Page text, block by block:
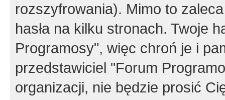
rozszyfrowania). Mimo to
hasła na kilku stronach. Twoje
Programosy", więc chroń je i
przedstawiciel "Forum
organizacji, nie będzie prosić